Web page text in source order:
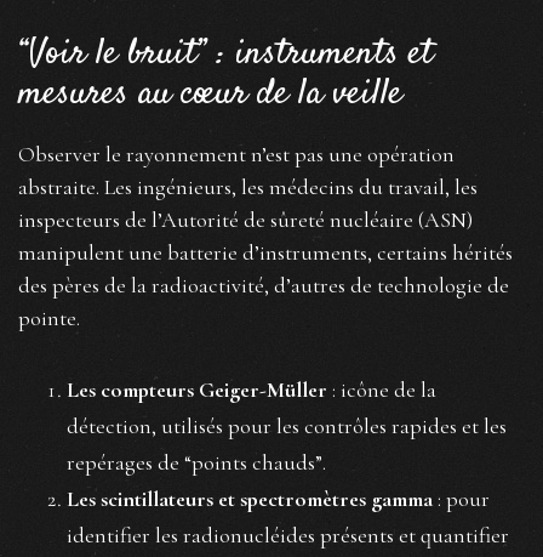
“Voir le bruit” : instruments et
mesures au cœur de la veille
Observer le rayonnement n’est pas une opération
abstraite. Les ingénieurs, les médecins du travail, les
inspecteurs de l’Autorité de sûreté nucléaire (ASN)
manipulent une batterie d’instruments, certains hérités
des pères de la radioactivité, d’autres de technologie de
pointe.
Les compteurs Geiger-Müller : icône de la
détection, utilisés pour les contrôles rapides et les
repérages de “points chauds”.
Les scintillateurs et spectromètres gamma: pour
identifier les radionucléides présents et quantifier